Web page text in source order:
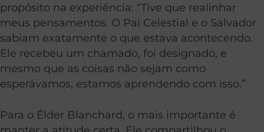
propósito na experiência: “Tive que realinhar
meus pensamentos. O Pai Celestial e o Salvador
sabiam exatamente o que estava acontecendo.
Ele recebeu um chamado, foi designado, e
mesmo que as coisas não sejam como
esperávamos, estamos aprendendo com isso.”
Para o Élder Blanchard, o mais importante é